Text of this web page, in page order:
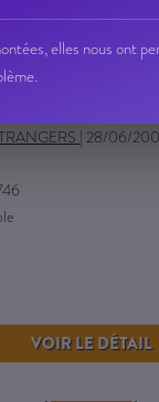
elles nous ont
| 28/06/
VOIR LE DÉTAIL